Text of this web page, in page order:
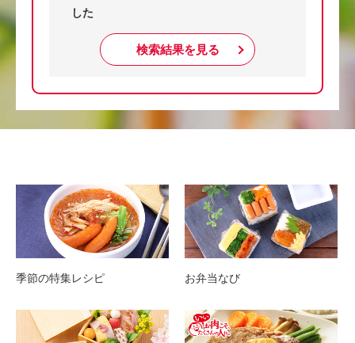
した
検索結果を見る
季節の特集レシピ お弁当なび